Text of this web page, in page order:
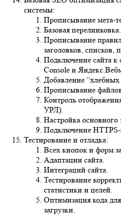
системы:
Прописывание мета-
Базовая перелинковка.
Прописывание
заголовков, списков,
Подключение сайта к
Console и
Добавление
Прописывание
Контроль
УРЛ).
Настройка основного
Подключение HTTPS-
Тестирование и отладка:
Всех кнопок и форм
Адаптации сайта.
Интеграций сайта.
Тестирование
статистики и целей.
Оптимизация кода
загрузки.